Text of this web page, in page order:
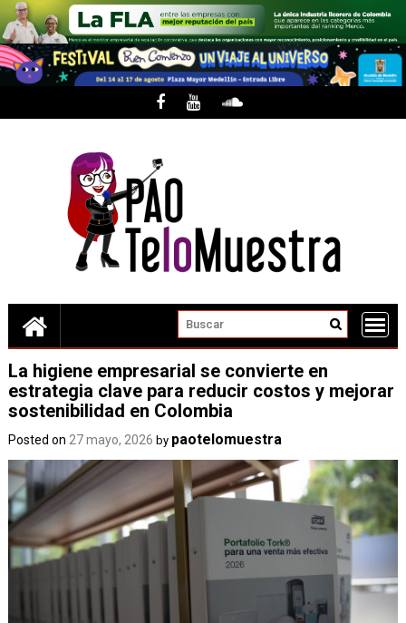
La higiene empresarial se convierte en
estrategia clave para reducir costos y mejorar
sostenibilidad en Colombia
Posted on 27 mayo, 2026 by paotelomuestra